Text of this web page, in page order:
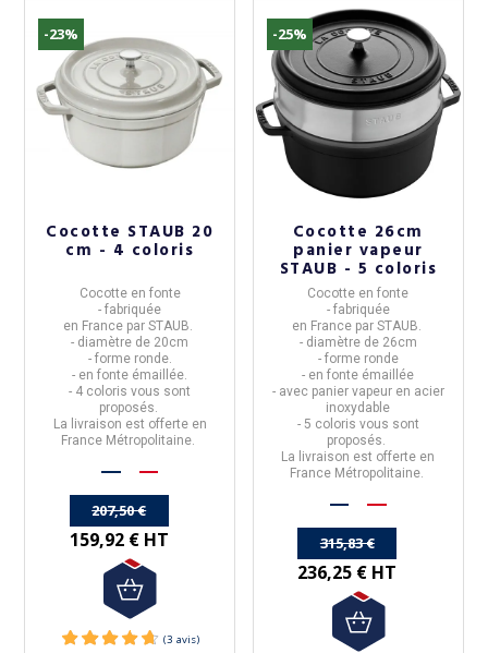
(8 avis)
-23%
Cocotte STAUB 20
cm - 4 coloris
Cocotte en fonte
- fabriquée
en France parSTAUB.
- diamètre de 20cm
- forme ronde.
- enfonte émaillée.
- 4 coloris vous sont
proposés.
La livraison est offerte en
France Métropolitaine.
207,50 €
159,92 € HT
-25%
Cocotte 26cm
panier vapeur
STAUB - 5 coloris
Cocotte en fonte
- fabriquée
en Francepar STAUB.
- diamètre de 26cm
- forme ronde
- enfonte émaillée
- avec panier vapeur en acier
inoxydable
- 5 coloris vous sont
proposés.
La livraison est offerte en
France Métropolitaine.
315,83 €
236,25 € HT